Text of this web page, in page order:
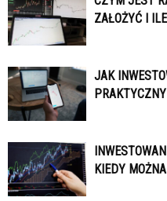
ZAŁOŻYĆ I
JAK
KIEDY